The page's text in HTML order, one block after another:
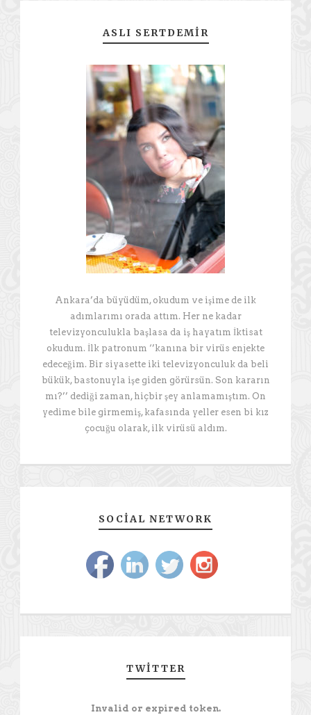
ASLI SERTDEMIR
Ankara’da büyüdüm, okudum ve işime de ilk
adımlarımı orada attım. Her ne kadar
televizyonculukla başlasa da iş hayatım İktisat
okudum. İlk patronum ‘’kanına bir virüs enjekte
edeceğim. Bir siyasette iki televizyonculuk da beli
bükük, bastonuyla işe giden görürsün. Son kararın
mı?’’ dediği zaman, hiçbir şey anlamamıştım. On
yedime bile girmemiş, kafasında yeller esen bi kız
çocuğu olarak, ilk virüsü aldım.
SOCIAL NETWORK
TWITTER
Invalid or expired token.